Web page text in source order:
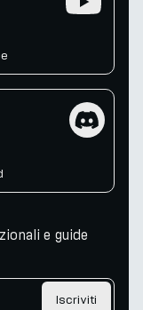
e guide
Iscriviti